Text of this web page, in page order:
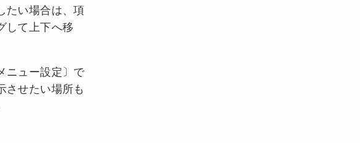
たい場合は、項
して上下へ移
ニュー設定〕で
させたい場所も